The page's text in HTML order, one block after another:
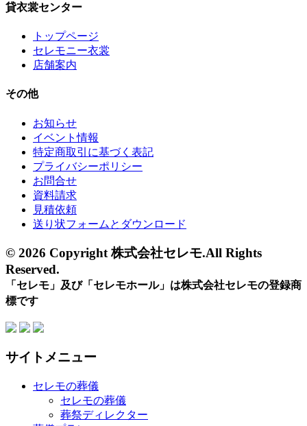
貸衣裳センター
トップページ
セレモニー衣裳
店舗案内
その他
お知らせ
イベント情報
特定商取引に基づく表記
プライバシーポリシー
お問合せ
資料請求
見積依頼
送り状フォームとダウンロード
© 2026 Copyright 株式会社セレモ.All Rights
Reserved.
「セレモ」及び「セレモホール」は株式会社セレモの登録商
標です
サイトメニュー
セレモの葬儀
セレモの葬儀
葬祭ディレクター